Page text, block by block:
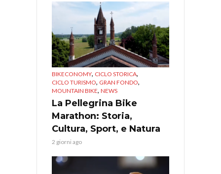
BIKECONOMY, CICLO STORICA,
CICLO TURISMO, GRAN FONDO,
MOUNTAIN BIKE, NEWS
La Pellegrina Bike
Marathon: Storia,
Cultura, Sport, e Natura
2 giorni ago